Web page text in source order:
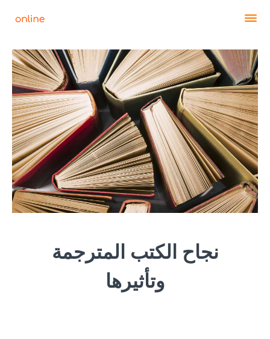
نجاح الكتب المترجمة
وتأثيرها